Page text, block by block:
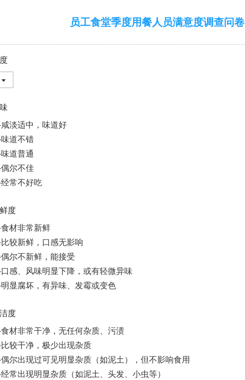
员工食堂季度用餐人员满意度调查问卷
淡适中，味道好
道不错
道普通
尔不佳
常不好吃
度
材非常新鲜
较新鲜，口感无影响
尔不新鲜，能接受
感、风味明显下降，或有轻微异味
显腐坏，有异味、发霉或变色
度
材非常干净，无任何杂质、污渍
较干净，极少出现杂质
尔出现过可见明显杂质（如泥土），但不影响食用
常出现明显杂质（如泥土、头发、小虫等）